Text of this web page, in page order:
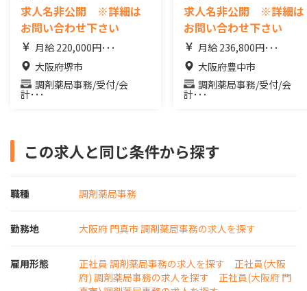
求人名非公開 ※詳細は
お問い合わせ下さい
月給 220,000円･･･
大阪府堺市
調剤薬局事務/受付/会
計･･･
求人名非公開 ※詳細は
お問い合わせ下さい
月給 236,800円･･･
大阪府豊中市
調剤薬局事務/受付/会
計･･･
この求人と同じ条件から探す
職種 調剤薬局事務
勤務地 大阪府 門真市 調剤薬局事務の求人を探す
雇用形態 正社員 調剤薬局事務の求人を探す
正社員(大阪
府) 調剤薬局事務の求人を探す
正社員(大阪府 門